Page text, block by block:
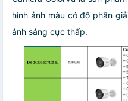
hình ảnh màu có độ phân
ánh sáng cực thấp.